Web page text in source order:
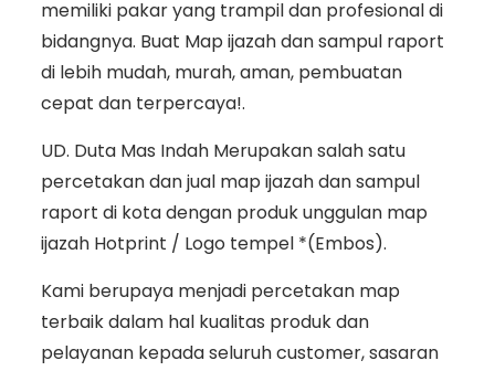
memiliki pakar yang trampil dan profesional di
bidangnya. Buat Map ijazah dan sampul raport
di lebih mudah, murah, aman, pembuatan
cepat dan terpercaya!.
UD. Duta Mas Indah Merupakan salah satu
percetakan dan jual map ijazah dan sampul
raport di kota dengan produk unggulan map
ijazah Hotprint / Logo tempel *(Embos).
Kami berupaya menjadi percetakan map
terbaik dalam hal kualitas produk dan
pelayanan kepada seluruh customer, sasaran